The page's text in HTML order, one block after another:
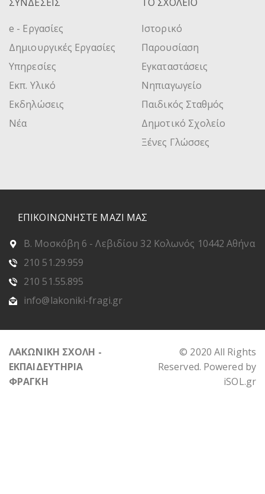
e - Εργασίες
Δημιουργικές Εργασίες
Υπηρεσίες
Εκπ. Υλικό
Εκδηλώσεις
Νέα
Ιστορικό
Παρουσίαση
Εγκαταστάσεις
Νηπιαγωγείο
Παιδικός Σταθμός
Δημοτικό Σχολείο
Ξένες Γλώσσες
ΕΠΙΚΟΙΝΩΝΗΣΤΕ ΜΑΖΙ ΜΑΣ
Β. Μοσκόβη 6 - Λεβιδίου 32 Κολωνός 10442 Αθήνα
210 51.29.959
210 51.55.895
info@lakoniki-fragi.gr
ΛΑΚΩΝΙΚΗ ΣΧΟΛΗ -
ΕΚΠΑΙΔΕΥΤΗΡΙΑ
ΦΡΑΓΚΗ
© 2020 All Rights
Reserved. Powered by
iSOL.gr